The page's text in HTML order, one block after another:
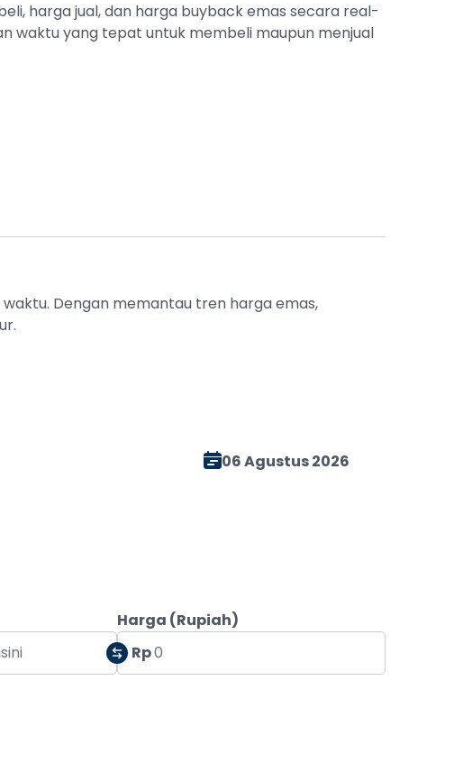
harga jual, dan harga buyback emas secara real-
waktu yang tepat untuk membeli maupun menjual
Dengan memantau tren harga emas,
06 Agustus 2026
Harga (Rupiah)
Rp